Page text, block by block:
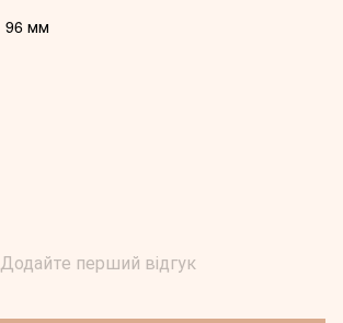
96 мм
Додайте перший відгук